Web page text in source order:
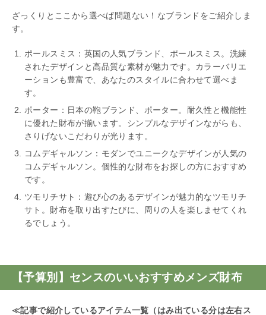
ざっくりとここから選べば問題ない！なブランドをご紹介しま
す。
ポールスミス：英国の人気ブランド、ポールスミス。洗練
されたデザインと高品質な素材が魅力です。カラーバリエ
ーションも豊富で、あなたのスタイルに合わせて選べま
す。
ポーター：日本の鞄ブランド、ポーター。耐久性と機能性
に優れた財布が揃います。シンプルなデザインながらも、
さりげないこだわりが光ります。
コムデギャルソン：モダンでユニークなデザインが人気の
コムデギャルソン。個性的な財布をお探しの方におすすめ
です。
ツモリチサト：遊び心のあるデザインが魅力的なツモリチ
サト。財布を取り出すたびに、周りの人を楽しませてくれ
るでしょう。
【予算別】センスのいいおすすめメンズ財布
≪記事で紹介しているアイテム一覧（はみ出ている分は左右ス